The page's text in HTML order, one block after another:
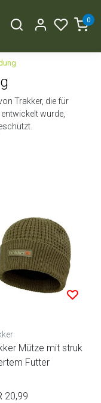
0
Trakker, die für
wurde,
Mütze mit struk
Futter
20,99